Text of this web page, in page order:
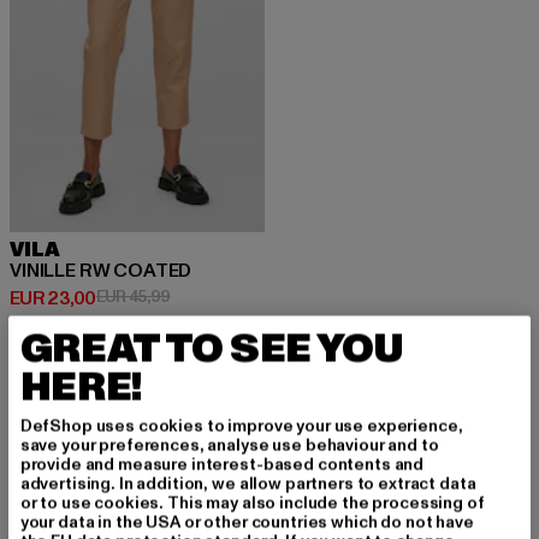
VILA
VINILLE RW COATED
EUR 23,00
Huidige prijs: EUR 23,00
EUR 45,99Actieprijs: EUR 45,99
MELD JE AAN OM G
EÏNSPIREERD TE BLI
GREAT TO SEE YOU
HERE!
DefShop uses cookies to improve your use experience,
save your preferences, analyse use behaviour and to
provide and measure interest-based contents and
advertising. In addition, we allow partners to extract data
or to use cookies. This may also include the processing of
your data in the USA or other countries which do not have